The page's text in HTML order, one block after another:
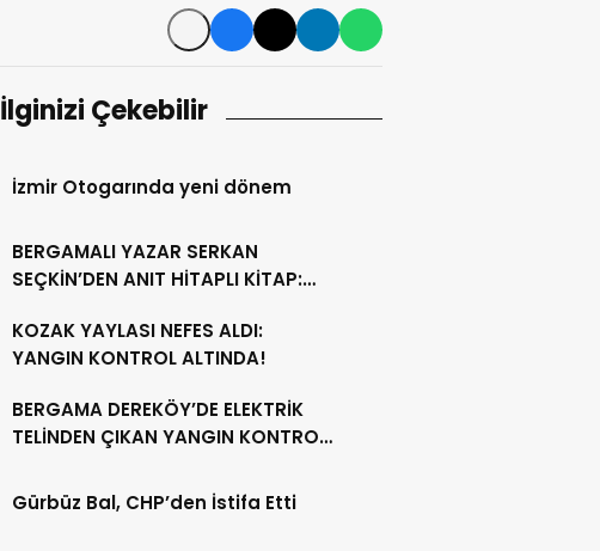
İlginizi Çekebilir
İzmir Otogarında yeni dönem
BERGAMALI YAZAR SERKAN
SEÇKİN’DEN ANIT HİTAPLI KİTAP:
KOZAK YAYLASI NEFES ALDI:
YANGIN KONTROL ALTINDA!
BERGAMA DEREKÖY’DE ELEKTRİK
TELİNDEN ÇIKAN YANGIN KONTROL
Gürbüz Bal, CHP’den İstifa Etti